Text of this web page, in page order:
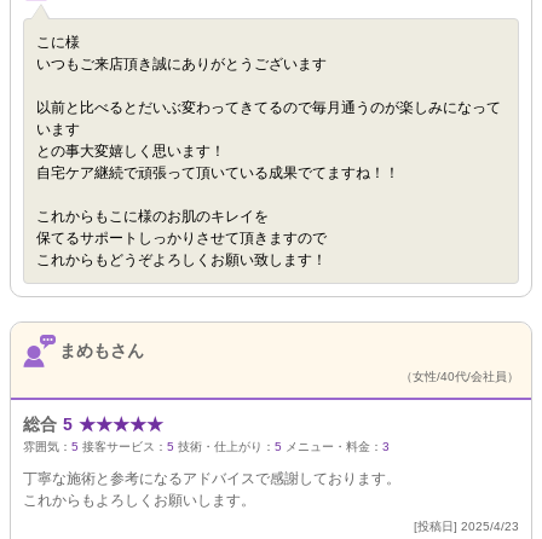
こに様
いつもご来店頂き誠にありがとうございます
以前と比べるとだいぶ変わってきてるので毎月通うのが楽しみになって
います
との事大変嬉しく思います！
自宅ケア継続で頑張って頂いている成果でてますね！！
これからもこに様のお肌のキレイを
保てるサポートしっかりさせて頂きますので
これからもどうぞよろしくお願い致します！
まめもさん
（女性/40代/会社員）
総合 5 ★★★★★
雰囲気： 5 接客サービス： 5 技術・仕上がり： 5 メニュー・料金： 3
丁寧な施術と参考になるアドバイスで感謝しております。
これからもよろしくお願いします。
[投稿日] 2025/4/23